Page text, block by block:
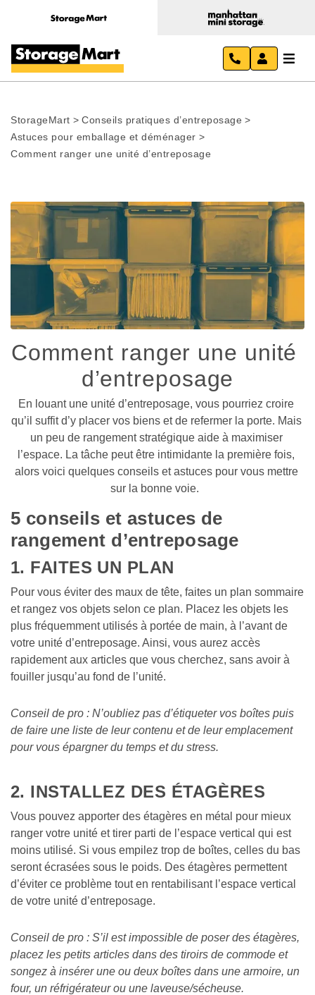
StorageMart > Conseils pratiques d’entreposage >
Astuces pour emballage et déménager >
Comment ranger une unité d’entreposage
Comment ranger une unité
d’entreposage
En louant une unité d’entreposage, vous pourriez croire
qu’il suffit d’y placer vos biens et de refermer la porte. Mais
un peu de rangement stratégique aide à maximiser
l’espace. La tâche peut être intimidante la première fois,
alors voici quelques conseils et astuces pour vous mettre
sur la bonne voie.
5 conseils et astuces de
rangement d’entreposage
1. FAITES UN PLAN
Pour vous éviter des maux de tête, faites un plan sommaire
et rangez vos objets selon ce plan. Placez les objets les
plus fréquemment utilisés à portée de main, à l’avant de
votre unité d’entreposage. Ainsi, vous aurez accès
rapidement aux articles que vous cherchez, sans avoir à
fouiller jusqu’au fond de l’unité.
Conseil de pro : N’oubliez pas d’étiqueter vos boîtes puis
de faire une liste de leur contenu et de leur emplacement
pour vous épargner du temps et du stress.
2. INSTALLEZ DES ÉTAGÈRES
Vous pouvez apporter des étagères en métal pour mieux
ranger votre unité et tirer parti de l’espace vertical qui est
moins utilisé. Si vous empilez trop de boîtes, celles du bas
seront écrasées sous le poids. Des étagères permettent
d’éviter ce problème tout en rentabilisant l’espace vertical
de votre unité d’entreposage.
Conseil de pro : S’il est impossible de poser des étagères,
placez les petits articles dans des tiroirs de commode et
songez à insérer une ou deux boîtes dans une armoire, un
four, un réfrigérateur ou une laveuse/sécheuse.